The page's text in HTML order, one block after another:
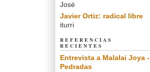
José
Javier Ortiz: radical libre
iturri
REFERENCIAS
RECIENTES
Entrevista a Malalai Joya -
Pedradas